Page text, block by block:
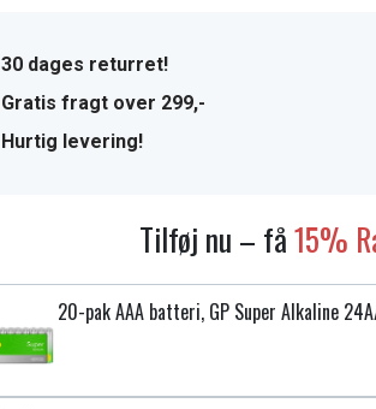
30 dages returret!
Gratis fragt over 299,-
Hurtig levering!
Tilføj nu – få15%
20-pak AAA batteri, GP Super Alkaline